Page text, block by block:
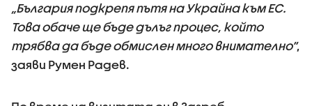
„България подкрепя пътя на Украйна към ЕС.
Това обаче ще бъде дълъг процес, който
трябва да бъде обмислен много внимателно“,
заяви Румен Радев.